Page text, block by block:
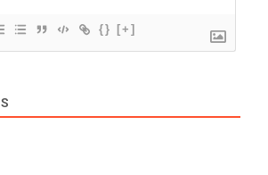
{} [+]